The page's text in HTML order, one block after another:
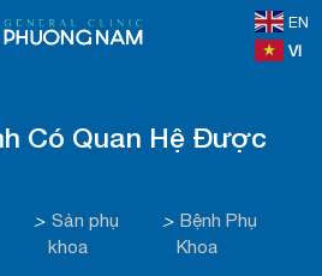
EN
VI
Có Quan Hệ Được
> Sản phụ
khoa
> Bệnh Phụ
Khoa